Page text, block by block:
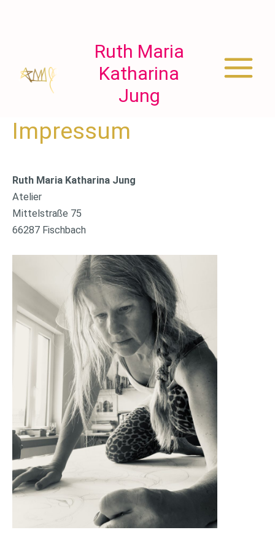
Ruth Maria
Katharina
Jung
Main
Impressum
Ruth Maria Katharina Jung
Atelier
Mittelstraße 75
66287 Fischbach